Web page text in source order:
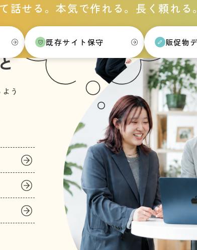
話せる。本気で作れる。 長く頼れる
既存サイト保守 販促物
う